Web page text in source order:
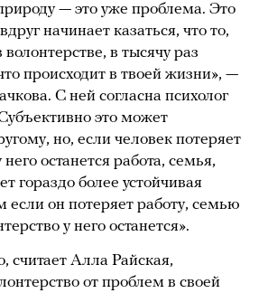
— это уже проблема. Это
начинает казаться, что то,
волонтерстве, в тысячу раз
происходит в твоей жизни», —
С ней согласна психолог
это может
но, если человек потеряет
останется работа, семья,
гораздо более устойчивая
если он потеряет работу, семью
у него останется».
считает Алла Райская,
от проблем в своей